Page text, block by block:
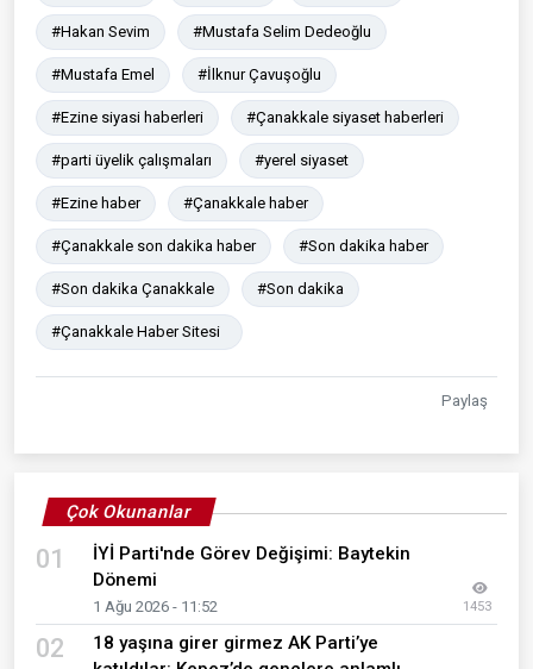
#Hakan Sevim #Mustafa Selim Dedeoğlu
#Mustafa Emel #İlknur Çavuşoğlu
#Ezine siyasi haberleri #Çanakkale siyaset haberleri
#parti üyelik çalışmaları #yerel siyaset
#Ezine haber #Çanakkale haber
#Çanakkale son dakika haber #Son dakika haber
#Son dakika Çanakkale #Son dakika
#Çanakkale Haber Sitesi
Paylaş
Çok Okunanlar
01
İYİ Parti'nde Görev Değişimi: Baytekin
Dönemi
1 Ağu 2026 - 11:52 1453
02
18 yaşına girer girmez AK Parti’ye